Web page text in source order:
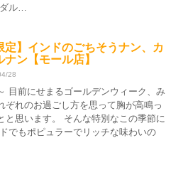
ル…
定】インドのごちそうナン、カ
ン【モール店】
28
目前にせまるゴールデンウィーク、み
ぞれのお過ごし方を思って胸が高鳴っ
と思います。 そんな特別なこの季節に
でもポピュラーでリッチな味わいの